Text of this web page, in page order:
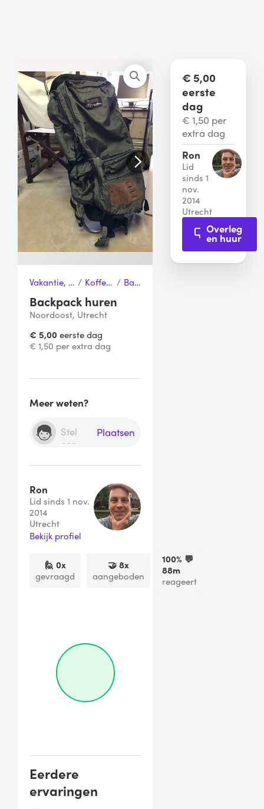
Vakantie, Sport & Vrije tijd / Koffers & Tassen / Backpack
Backpack huren
Noordoost, Utrecht
€ 5,00 eerste dag
€ 1,50 per extra dag
Meer weten?
Plaatsen
Ron
Lid sinds 1 nov.
2014
Utrecht
Bekijk profiel
🙋 0x
gevraagd
🤝8x
aangeboden
100% 💬
88m
reageert
Eerdere
ervaringen
€ 5,00
eerste
dag
€ 1,50 per
extra dag
Ron
Lid
sinds 1
nov.
2014
Utrecht
Overleg
en huur